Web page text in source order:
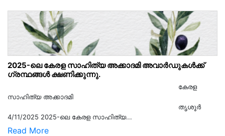
2025-ലെ കേരള സാഹിത്യ അക്കാദമി അവാർഡുകൾക്ക്
ഗ്രന്ഥങ്ങൾ ക്ഷണിക്കുന്നു.
കേരള
സാഹിത്യ അക്കാദമി
തൃശൂര്‍
4/11/2025 2025-ലെ കേരള സാഹിത്യ...
Read More